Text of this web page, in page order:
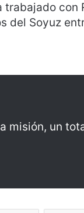
trabajado
del Soyuz
misión, un